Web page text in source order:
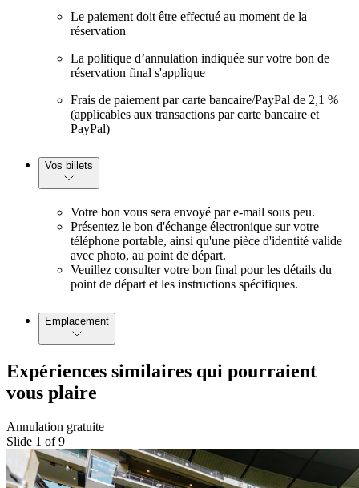
Le paiement doit être effectué au moment de la
réservation
La politique d’annulation indiquée sur votre bon de
réservation final s'applique
Frais de paiement par carte bancaire/PayPal de 2,1 %
(applicables aux transactions par carte bancaire et
PayPal)
Vos billets
Votre bon vous sera envoyé par e-mail sous peu.
Présentez le bon d'échange électronique sur votre
téléphone portable, ainsi qu'une pièce d'identité valide
avec photo, au point de départ.
Veuillez consulter votre bon final pour les détails du
point de départ et les instructions spécifiques.
Emplacement
Expériences similaires qui pourraient
vous plaire
Annulation gratuite
Slide 1 of 9